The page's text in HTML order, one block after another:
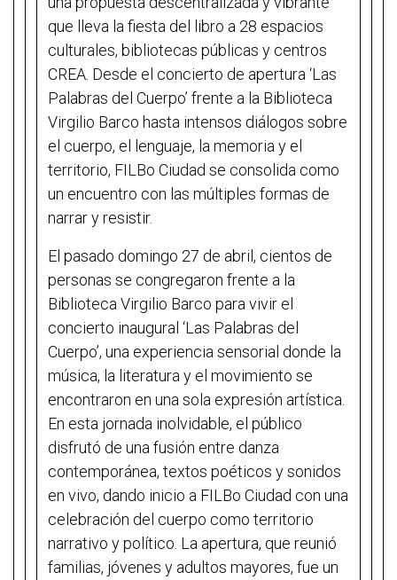
que lleva la fiesta del libro a 28 espacios
culturales, bibliotecas públicas y centros
CREA. Desde el concierto de apertura ‘Las
Palabras del Cuerpo’ frente a la Biblioteca
Virgilio Barco hasta intensos diálogos sobre
el cuerpo, el lenguaje, la memoria y el
territorio, FILBo Ciudad se consolida como
un encuentro con las múltiples formas de
narrar y resistir.
El pasado domingo 27 de abril, cientos de
personas se congregaron frente a la
Biblioteca Virgilio Barco para vivir el
concierto inaugural ‘Las Palabras del
Cuerpo’, una experiencia sensorial donde la
música, la literatura y el movimiento se
encontraron en una sola expresión artística.
En esta jornada inolvidable, el público
disfrutó de una fusión entre danza
contemporánea, textos poéticos y sonidos
en vivo, dando inicio a FILBo Ciudad con una
celebración del cuerpo como territorio
narrativo y político. La apertura, que reunió
familias, jóvenes y adultos mayores, fue un